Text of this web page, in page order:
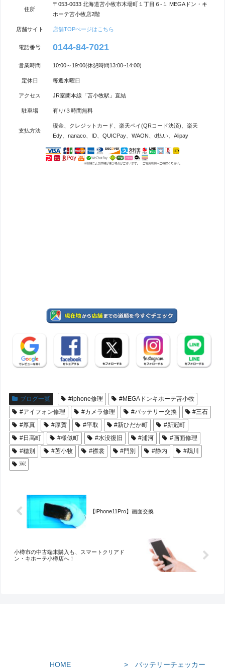
住所
〒053-0033 北海道苫小牧市木場町１丁目６-１ MEGAドン・キ
ホーテ苫小牧店2階
店舗サイト 店舗TOPぺージはこちら
電話番号 0144-84-7021
営業時間 10:00～19:00(休憩時間13:00~14:00)
定休日 毎週水曜日
アクセス JR室蘭本線「苫小牧駅」直結
駐車場 有り/３時間無料
支払方法
現金、クレジットカード、楽天ペイ(QRコード決済)、楽天
Edy、nanaco、ID、QUICPay、WAON、d払い、Alipay
ブログ一覧 #iphone修理
#MEGAドンキホーテ苫小牧
#アイフォン修理
#カメラ修理 #バッテリー交換
#三石
#厚真
#厚賀 #平取 #新ひだか町
#新冠町
#日高町
#様似町 #水没復旧 #浦河
#画面修理
#穂別
#苫小牧 #襟裳 #門別 #静内
#鵡川
￼
【iPhone11Pro】画面交換
小樽市の中古端末購入も、スマートクリアド
ン・キホーテ小樽店へ！
HOME > バッテリーチェッカー